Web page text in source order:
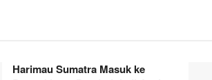
Harimau Sumatra Masuk ke